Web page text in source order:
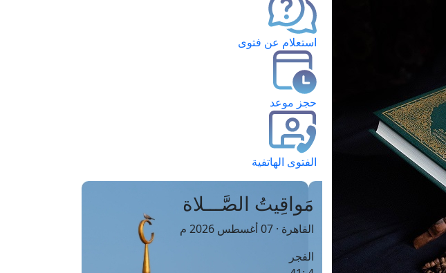
استعلام عن فتوى
حجز موعد
الفتوى الهاتفية
مَواقِيتُ الصَّـــلاة
القاهرة · 07 أغسطس 2026 م
الفجر